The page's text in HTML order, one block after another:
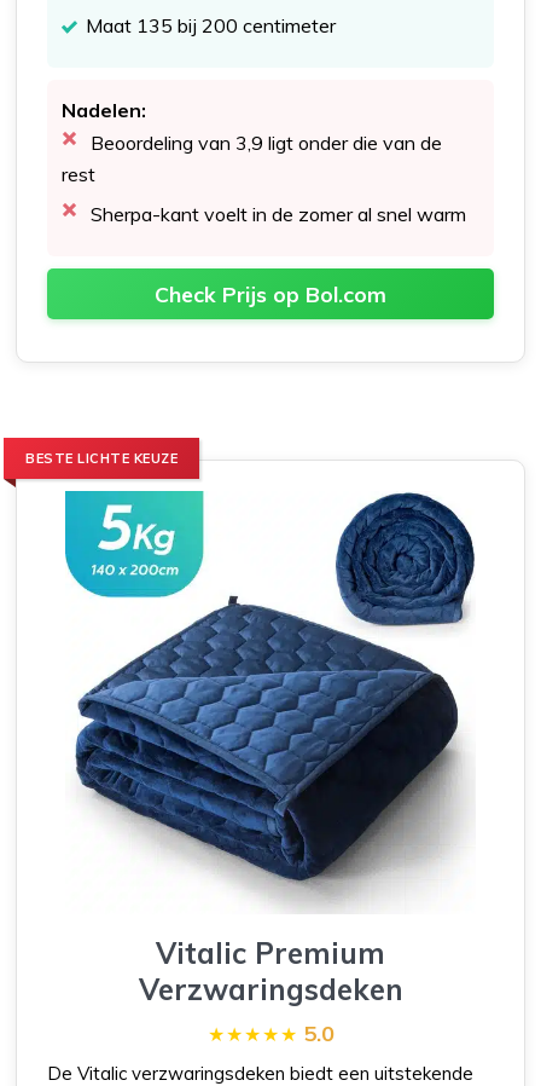
Maat 135 bij 200 centimeter
Nadelen:
Beoordeling van 3,9 ligt onder die van de
rest
Sherpa-kant voelt in de zomer al snel warm
Check Prijs op Bol.com
BESTE LICHTE KEUZE
Vitalic Premium
Verzwaringsdeken
5.0
De Vitalic verzwaringsdeken biedt een uitstekende